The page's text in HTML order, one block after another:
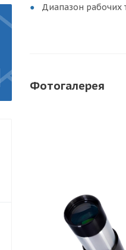
Диапазон рабочих
Фотогалерея